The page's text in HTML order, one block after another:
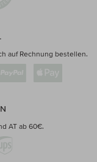
auf Rechnung bestellen.
AT ab 60€.